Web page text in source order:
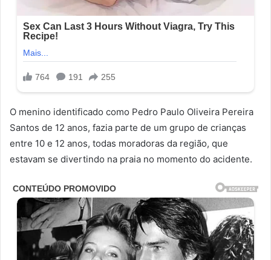
O menino identificado como Pedro Paulo Oliveira Pereira
Santos de 12 anos, fazia parte de um grupo de crianças
entre 10 e 12 anos, todas moradoras da região, que
estavam se divertindo na praia no momento do acidente.